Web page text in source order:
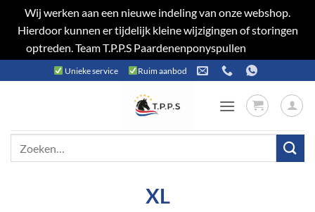
Wij werken aan een nieuwe indeling van onze webshop.
Hierdoor kunnen er tijdelijk kleine wijzigingen of storingen
optreden. Team T.P.P.S Paardenenponyspullen
naar
Unieke service Ruim aanbod
XL